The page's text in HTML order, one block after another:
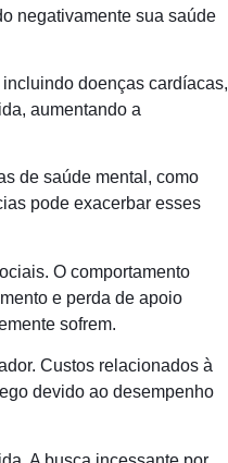
negativamente sua saúde
doenças cardíacas,
aumentando a
de saúde mental, como
pode exacerbar esses
O comportamento
e perda de apoio
sofrem.
Custos relacionados à
devido ao desempenho